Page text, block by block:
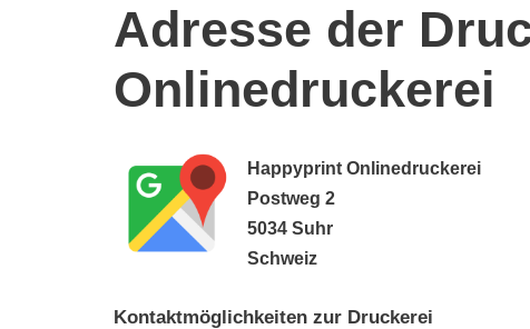
Adresse der
Onlinedruckerei
Happyprint Onlinedruckerei
Postweg 2
5034 Suhr
Schweiz
Kontaktmöglichkeiten zur Druckerei